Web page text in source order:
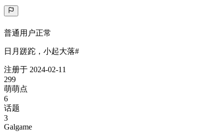
普通用户正常
日月蹉跎，小起大落#
注册于 2024-02-11
299
萌萌点
6
话题
3
Galgame